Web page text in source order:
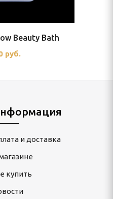
Beauty Bath
руб.
и доставка
купить